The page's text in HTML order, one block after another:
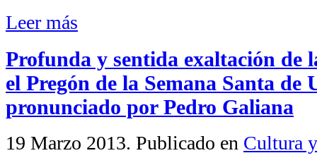
Leer más
Profunda y sentida exaltación de
el Pregón de la Semana Santa de
pronunciado por Pedro Galiana
19 Marzo 2013. Publicado en Cultura